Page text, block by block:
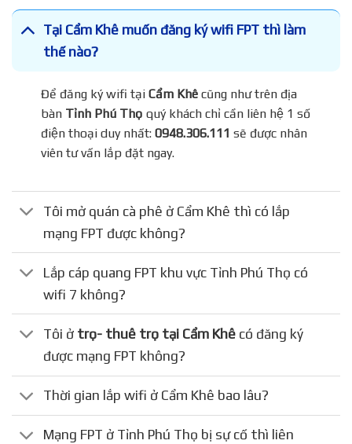
Tại Cẩm Khê muốn đăng ký wifi FPT thì làm
thế nào?
Để đăng ký wifi tạiCẩm Khêcũng như trên địa
bànTỉnh Phú Thọquý khách chỉ cần liên hệ 1 số
điện thoại duy nhất:0948.306.111 sẽ được nhân
viên tư vấn lắp đặt ngay.
Tôi mở quán cà phê ở Cẩm Khê thì có lắp
mạng FPT được không?
Lắp cáp quang FPT khu vực Tỉnh Phú Thọ có
wifi 7 không?
Tôi ở trọ- thuê trọ tại Cẩm Khê có đăng ký
được mạng FPT không?
Thời gian lắp wifi ở Cẩm Khê bao lâu?
Mạng FPT ở Tỉnh Phú Thọ bị sự cố thì liên